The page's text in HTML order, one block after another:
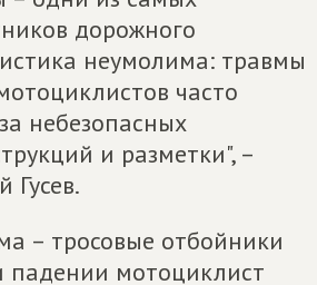
дорожного
неумолима: травмы
часто
небезопасных
и разметки", –
Гусев.
– тросовые отбойники
падении мотоциклист